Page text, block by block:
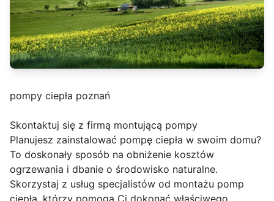
pompy ciepła poznań
Skontaktuj się z firmą montującą pompy
Planujesz zainstalować pompę ciepła w swoim domu?
To doskonały sposób na obniżenie kosztów
ogrzewania i dbanie o środowisko naturalne.
Skorzystaj z usług specjalistów od montażu pomp